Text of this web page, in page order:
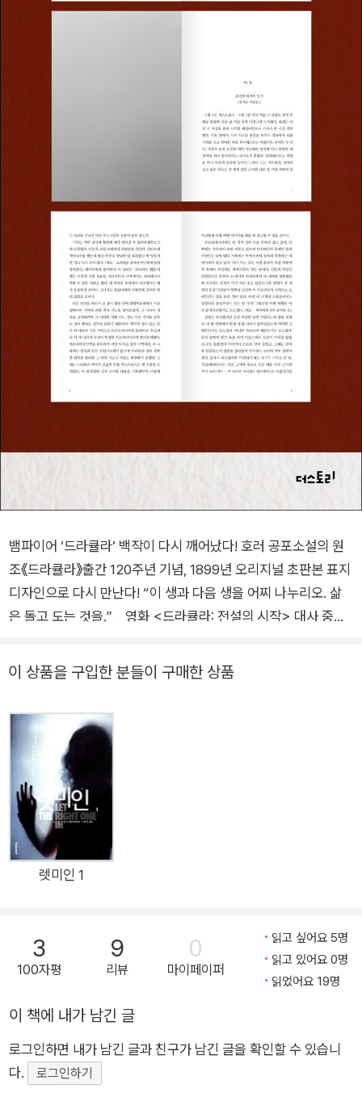
뱀파이어 ‘드라큘라’ 백작이 다시 깨어났다! 호러 공포소설의 원
조《드라큘라》출간 120주년 기념, 1899년 오리지널 초판본 표지
디자인으로 다시 만난다! “이 생과 다음 생을 어찌 나누리오. 삶
은 돌고 도는 것을.” _ 영화 <드라큘라: 전설의 시작> 대사 중에
후 가장 많이 영화화된 고딕 소설의 대명사, 2019년 신성우, 엄기
을 강타한 뱀파이어 드라큘라의 이야기가 더스토리 1899년 오리
지널 초판본 표지디자인으로 새롭게 출간되었다. 고딕 소설이란
18세기 후반에서 19세기 초반에 성행했던 소설의 한 장르로, 중
세 고딕풍의 폐허가 된 고성을 배경으로 음산한 분위기를 자아내
며 초자연적인 존재가 등장해 기괴한 이야기가 펼쳐지는 공포소
설을 일컫는 말이다. 당시 영국 빅토리아 시대는 산업혁명이 절정
에 달해, 런던 도처에는 공장 굴뚝이 즐비하고 소설 속 반 헬싱 박
사가 말하듯 매연이 심각했다. 전 세계에서 가장 먼저 산업혁명을
뒤흔드는 격동기에 있었다. ‘이성의 시대’라 불릴 만큼 합리적이
고 과학적이며 이성을 신봉하던 시대 그 이면에 놓인 비합리적인
욕망과 사악한 충동을 표현하기 위해 초자연적이고 비합리적인
소재를 이용한 것이 바로 고딕 소설이다. 《드라큘라》 역시 초반
은 트란실바니아에 위치한 음산한 고성을 배경으로 고딕 소설 특
유의 공포심을 한껏 자아내지만 배경은 곧 현대적인 런던으로 바
뀌며 미신이 우글거리는 트란실바니아와 과학적인 합리성이 중
이 상품을 구입한 분들이 구매한 상품
렛미인 1
3
100자평
9
리뷰
0
마이페이퍼
읽고 싶어요 5명
읽고 있어요 0명
읽었어요 19명
이 책에 내가 남긴 글
로그인하면 내가 남긴 글과 친구가 남긴 글을 확인할 수 있습니
다.
로그인하기